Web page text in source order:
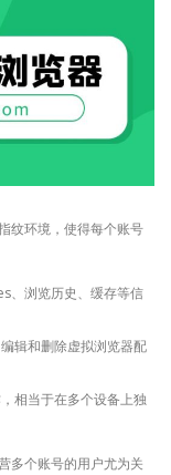
纹环境，使得每个账号
、浏览历史、缓存等信
辑和删除虚拟浏览器配
相当于在多个设备上独
多个账号的用户尤为关